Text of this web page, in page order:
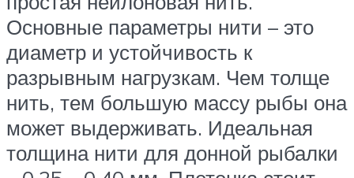
Основные параметры нити – это
диаметр и устойчивость к
разрывным нагрузкам. Чем толще
нить, тем большую массу рыбы она
может выдерживать. Идеальная
толщина нити для донной рыбалки